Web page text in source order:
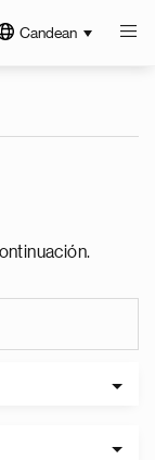
Candean